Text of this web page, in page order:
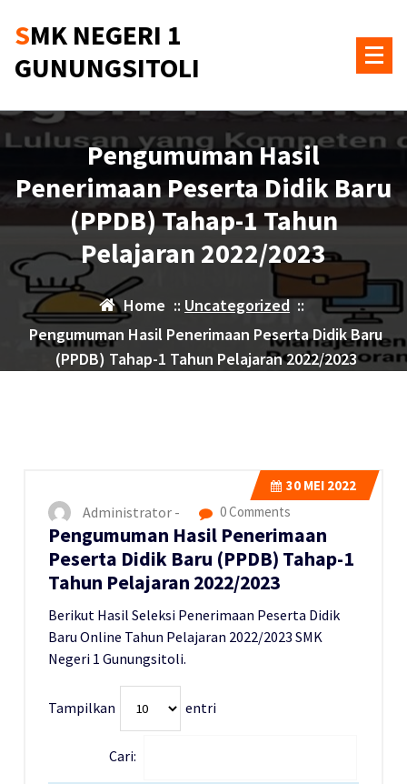
SMK NEGERI 1
GUNUNGSITOLI
Pengumuman Hasil
Penerimaan Peserta Didik Baru
(PPDB) Tahap-1 Tahun
Pelajaran 2022/2023
Home :: Uncategorized::
Pengumuman Hasil Penerimaan Peserta Didik Baru
(PPDB) Tahap-1 Tahun Pelajaran 2022/2023
30 MEI 2022
Administrator - 0 Comments
Pengumuman Hasil Penerimaan
Peserta Didik Baru (PPDB) Tahap-1
Tahun Pelajaran 2022/2023
Berikut Hasil Seleksi Penerimaan Peserta Didik
Baru Online Tahun Pelajaran 2022/2023 SMK
Negeri 1 Gunungsitoli.
Tampilkan entri
Cari: